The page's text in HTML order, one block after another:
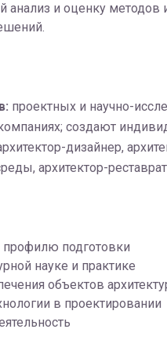
и оценку методов
про­ект­ных и на­уч­но-
со­здают
дизайнер,
архитектор-
профилю подготовки
науке и практике
объектов
в проектировании